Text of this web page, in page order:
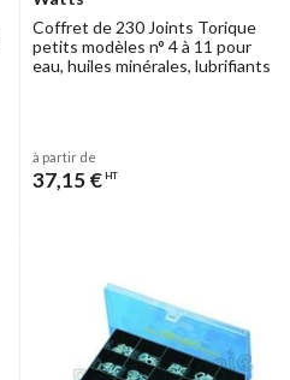
Coffret de 230 Joints Torique
petits modèles n° 4 à 11 pour
eau, huiles minérales, lubrifiants
à partir de
37,15 € HT